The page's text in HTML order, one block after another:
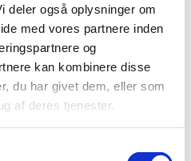
deler også oplysninger om
med vores partnere inden
og
kan kombinere disse
du har givet dem, eller som
af deres tjenester.
- i et
deler en række